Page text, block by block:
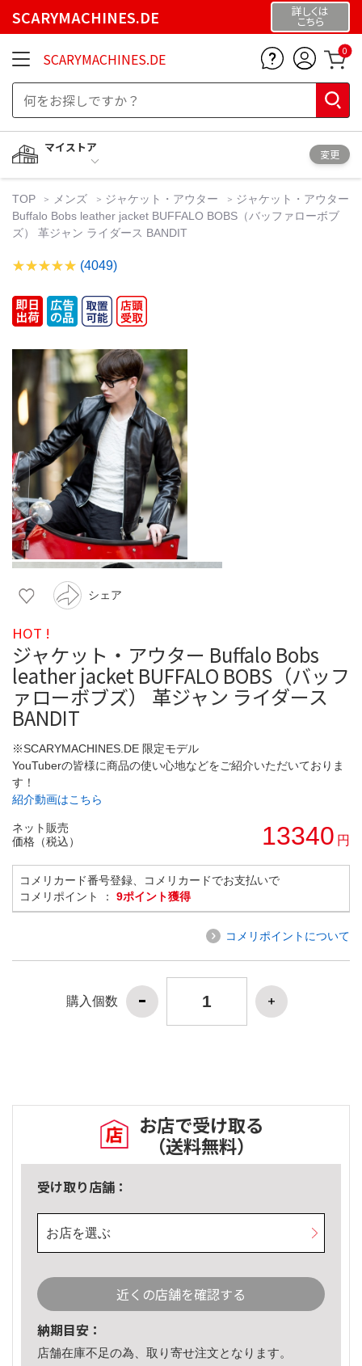
SCARYMACHINES.DE 詳しくは
こちら
SCARYMACHINES.DE 0
マイストア
変更
TOP メンズ ジャケット・アウター
ジャケット・アウター
Buffalo Bobs leather jacket BUFFALO BOBS（バッファローボブ
ズ） 革ジャン ライダース BANDIT
(4049)
シェア
HOT !
ジャケット・アウター Buffalo Bobs
leather jacket BUFFALO BOBS（バッフ
ァローボブズ） 革ジャン ライダース
BANDIT
※SCARYMACHINES.DE 限定モデル
YouTuberの皆様に商品の使い心地などをご紹介いただいておりま
す！
紹介動画はこちら
ネット販売
価格（税込）
13340 円
コメリカード番号登録、コメリカードでお支払いで
コメリポイント ： 9ポイント獲得
コメリポイントについて
購入個数
お店で受け取る
（送料無料）
受け取り店舗：
お店を選ぶ
近くの店舗を確認する
納期目安：
店舗在庫不足の為、取り寄せ注文となります。